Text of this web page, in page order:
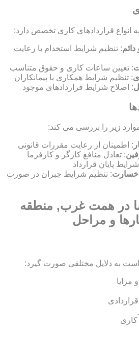
انواع قراردادهای کاری تخصص دارد:
: تنظیم شرایط استخدام با رعایت
: تعیین ساعات کاری و حقوق متناسب
: تنظیم شرایط همکاری با پیمانکاران
: اصلاح شرایط قراردادهای موجود
زیر را بررسی می کند:
: اطمینان از رعایت مقررات قانونی
: تعادل منافع کارگر و کارفرما
پایان قرارداد
خسارت: تنظیم شرایط جبران در صورت
در همت غرب, منطقه
و مراحل
به دلایل مختلفی صورت گیرد: